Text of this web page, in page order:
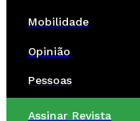
Mobilidade
Opinião
Pessoas
Assinar Revista